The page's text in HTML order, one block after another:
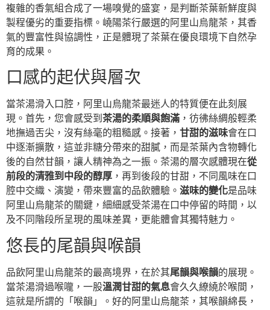
複雜的香氣組合成了一場嗅覺的盛宴，是判斷茶葉新鮮度與
製程優劣的重要指標。嶢陽茶行嚴選的阿里山烏龍茶，其香
氣的豐富性與協調性，正是體現了茶葉在優良環境下自然孕
育的成果。
口感的起伏與層次
當茶湯滑入口腔，阿里山烏龍茶最迷人的特質便在此刻展
現。首先，您會感受到 茶湯的柔順與飽滿 ，彷彿絲綢般輕柔
地撫過舌尖，沒有絲毫的粗糙感。接著， 甘甜的滋味會在口
中逐漸擴散，這並非糖分帶來的甜膩，而是茶葉內含物轉化
後的自然甘韻，讓人精神為之一振。茶湯的層次感體現在從
前段的清雅到中段的醇厚 ，再到後段的甘甜，不同風味在口
腔中交織、演變，帶來豐富的品飲體驗。 滋味的變化是品味
阿里山烏龍茶的關鍵，細細感受茶湯在口中停留的時間，以
及不同階段所呈現的風味差異，更能體會其獨特魅力。
悠長的尾韻與喉韻
品飲阿里山烏龍茶的最高境界，在於其尾韻與喉韻的展現。
當茶湯滑過喉嚨，一股溫潤甘甜的氣息會久久繚繞於喉間，
這就是所謂的「喉韻」。好的阿里山烏龍茶，其喉韻綿長，